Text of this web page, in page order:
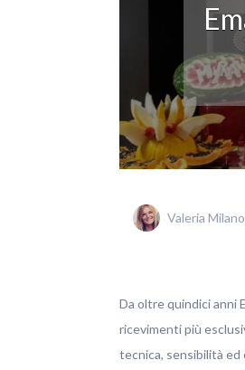
Valeria Milano
Da oltre quindici anni
ricevimenti più
tecnica, sensibilità